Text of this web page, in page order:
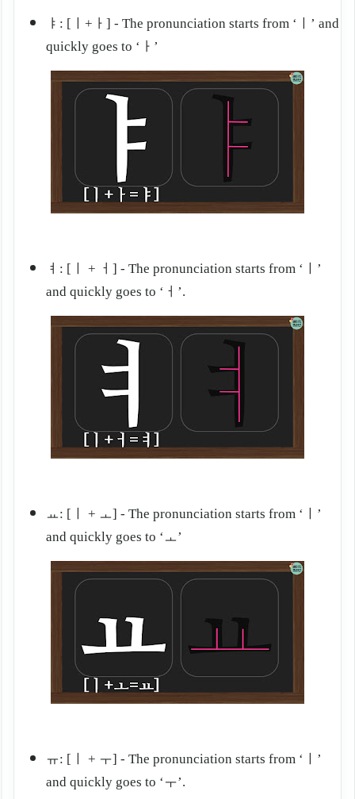
ㅑ: [ㅣ+ㅏ] - The pronunciation starts from ‘ㅣ ’ and
quickly goes to ‘ ㅏ ’
ㅕ: [ㅣ + ㅓ] - The pronunciation starts from ‘ㅣ ’
and quickly goes to ‘ ㅓ ’.
ㅛ: [ㅣ + ㅗ] - The pronunciation starts from ‘ㅣ ’
and quickly goes to ‘ㅗ’
ㅠ: [ㅣ + ㅜ] - The pronunciation starts from ‘ㅣ ’
and quickly goes to ‘ㅜ’.